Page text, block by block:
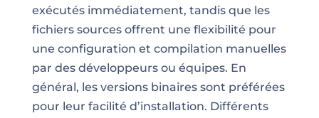
exécutés immédiatement, tandis que les
fichiers sources offrent une flexibilité pour
une configuration et compilation manuelles
par des développeurs ou équipes. En
général, les versions binaires sont préférées
pour leur facilité d’installation. Différents